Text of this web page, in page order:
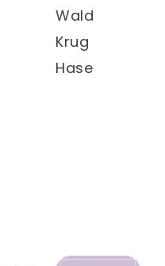
Wald
Krug
Hase